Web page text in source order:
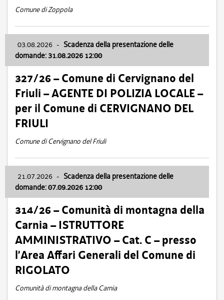
Comune di Zoppola
03.08.2026 - Scadenza della presentazione delle
domande: 31.08.2026 12:00
327/26 – Comune di Cervignano del
Friuli – AGENTE DI POLIZIA LOCALE –
per il Comune di CERVIGNANO DEL
FRIULI
Comune di Cervignano del Friuli
21.07.2026 - Scadenza della presentazione delle
domande: 07.09.2026 12:00
314/26 – Comunità di montagna della
Carnia – ISTRUTTORE
AMMINISTRATIVO – Cat. C – presso
l’Area Affari Generali del Comune di
RIGOLATO
Comunità di montagna della Carnia